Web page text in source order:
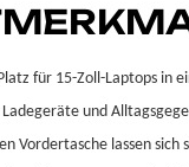
für 15-Zoll-Laptops in
und
Vordertasche lassen sich